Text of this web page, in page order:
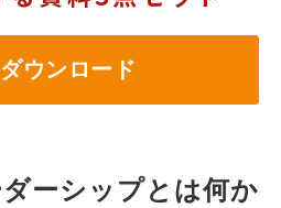
ウンロード
ーシップとは何か